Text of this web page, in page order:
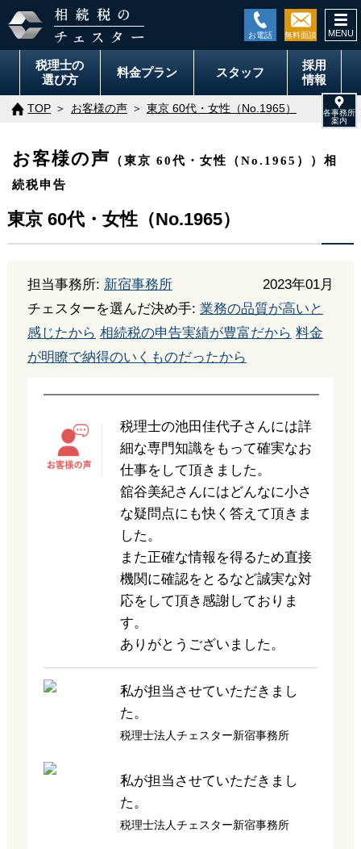
税理士の
選び方
料金プラン スタッフ
採用
情報
TOP お客様の声 東京 60代・女性（No.1965）
お客様の声
（東京 60代・女性（No.1965））相
続税申告
東京 60代・女性（No.1965）
担当事務所: 新宿事務所
2023年01月
チェスターを選んだ決め手: 業務の品質が高いと
感じたから 相続税の申告実績が豊富だから 料金
が明瞭で納得のいくものだったから
税理士の池田佳代子さんには詳
細な専門知識をもって確実なお
仕事をして頂きました。
舘谷美紀さんにはどんなに小さ
な疑問点にも快く答えて頂きま
した。
また正確な情報を得るため直接
機関に確認をとるなど誠実な対
応をして頂き感謝しておりま
す。
ありがとうございました。
私が担当させていただきまし
た。
税理士法人チェスター新宿事務所
私が担当させていただきまし
た。
税理士法人チェスター新宿事務所